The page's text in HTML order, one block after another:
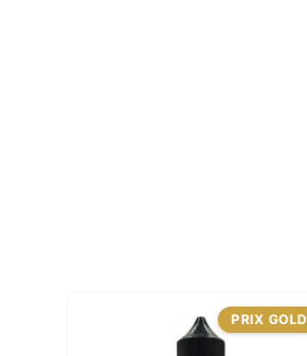
PRIX GOLD